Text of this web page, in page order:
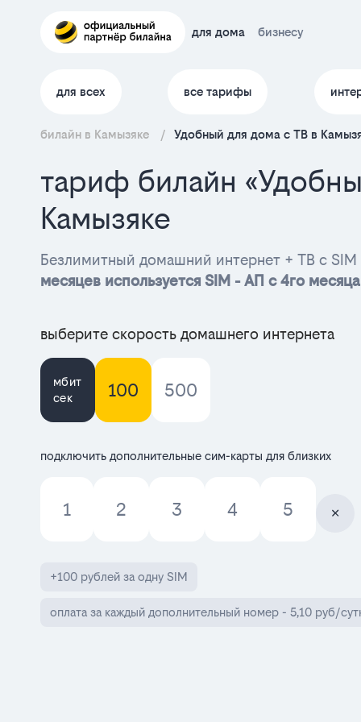
для дома бизнесу
для всех все тарифы
билайн в Камызяке / Удобный для дома с ТВ в
тариф билайн
Камызяке
Безлимитный домашний интернет + ТВ с SIM
месяцев используется SIM - АП с 4го
выберите скорость домашнего интернета
мбит
сек
100 500
подключить дополнительные сим-карты для близких
1 2 3 4 5
+100 рублей за одну SIM
оплата за каждый дополнительный номер - 5,10 руб/